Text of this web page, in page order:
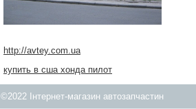
http://avtey.com.ua
купить в сша хонда пилот
©2022 Інтернет-магазин автозапчастин